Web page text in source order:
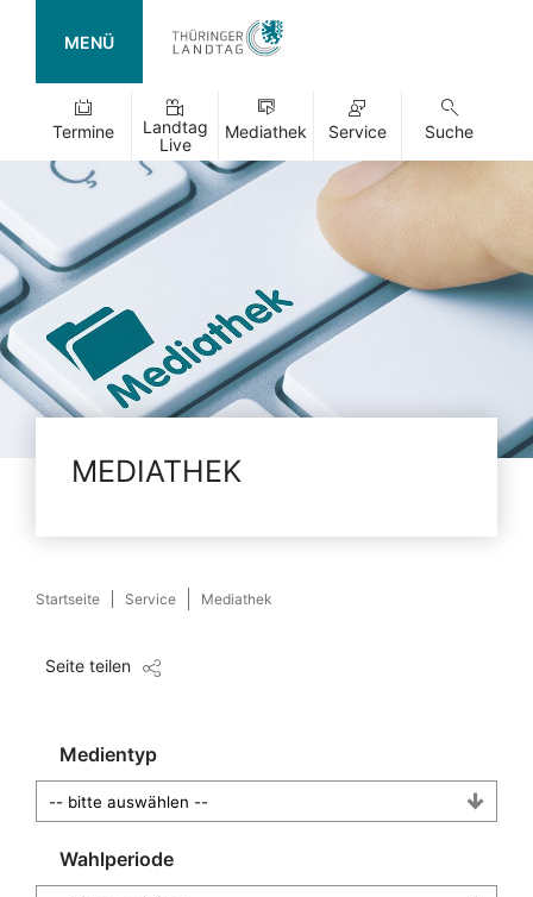
MENÜ
Termine
Landtag
Live
Mediathek Service Suche
MEDIATHEK
Startseite Service Mediathek
Seite teilen
Medientyp
Wahlperiode